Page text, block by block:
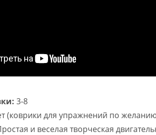
3-8
(коврики для упражнений по
и веселая творческая